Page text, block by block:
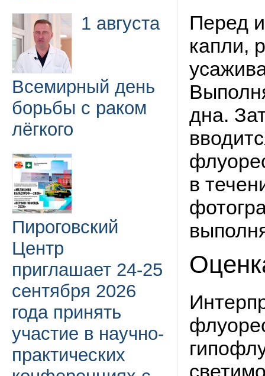
1 августа
Всемирный день
борьбы с раком
лёгкого
Пироговский
Центр
приглашает 24-25
сентября 2026
года принять
участие в научно-
практических
Перед
капли,
дна.
в